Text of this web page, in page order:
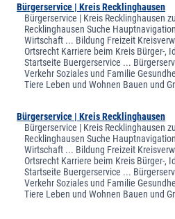
Bürgerservice | Kreis Recklinghausen
Bürgerservice | Kreis Recklinghausen
Recklinghausen Suche
Wirtschaft ... Bildung Freizeit
Ortsrecht Karriere beim Kreis Bürger-,
Startseite Buergerservice ...
Verkehr Soziales und Familie
Tiere Leben und Wohnen Bauen und
Bürgerservice | Kreis Recklinghausen
Bürgerservice | Kreis Recklinghausen
Recklinghausen Suche
Wirtschaft ... Bildung Freizeit
Ortsrecht Karriere beim Kreis Bürger-,
Startseite Buergerservice ...
Verkehr Soziales und Familie
Tiere Leben und Wohnen Bauen und